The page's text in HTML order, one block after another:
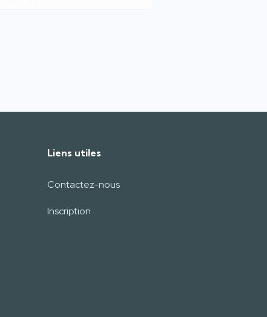
Liens utiles
Contactez-nous
Inscription